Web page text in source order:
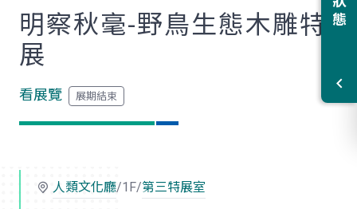
明察秋毫-野鳥生態木雕特
展
看展覽
人類文化廳/1F/第三特展室